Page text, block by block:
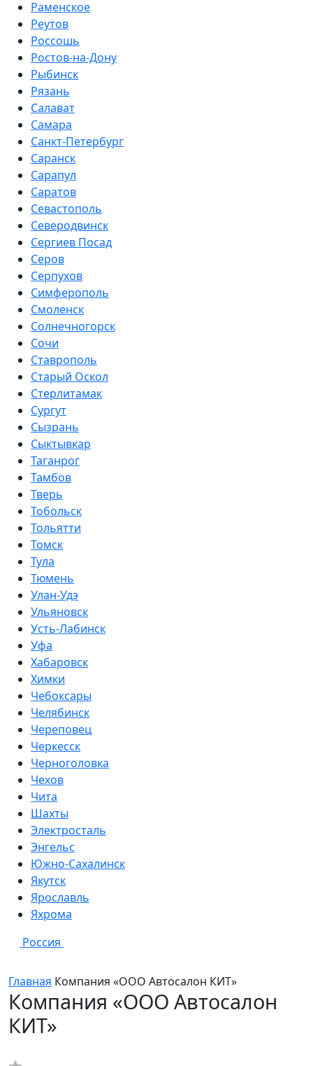
Раменское
Реутов
Россошь
Ростов-на-Дону
Рыбинск
Рязань
Салават
Самара
Санкт-Петербург
Саранск
Сарапул
Саратов
Севастополь
Северодвинск
Сергиев Посад
Серов
Серпухов
Симферополь
Смоленск
Солнечногорск
Сочи
Ставрополь
Старый Оскол
Стерлитамак
Сургут
Сызрань
Сыктывкар
Таганрог
Тамбов
Тверь
Тобольск
Тольятти
Томск
Тула
Тюмень
Улан-Удэ
Ульяновск
Усть-Лабинск
Уфа
Хабаровск
Химки
Чебоксары
Челябинск
Череповец
Черкесск
Черноголовка
Чехов
Чита
Шахты
Электросталь
Энгельс
Южно-Сахалинск
Якутск
Ярославль
Яхрома
Россия
Главная Компания «ООО Автосалон КИТ»
Компания «ООО Автосалон
КИТ»